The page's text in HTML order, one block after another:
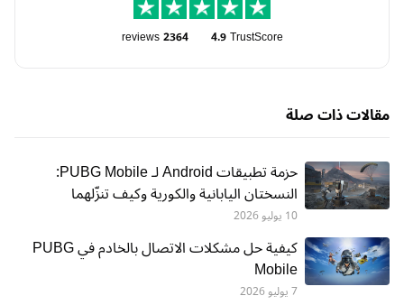
TrustScore
4.9
2364
reviews
مقالات ذات صلة
حزمة تطبيقات Android لـ PUBG Mobile:
النسختان اليابانية والكورية وكيف تنزّلهما
10 يوليو 2026
كيفية حل مشكلات الاتصال بالخادم في PUBG
Mobile
7 يوليو 2026